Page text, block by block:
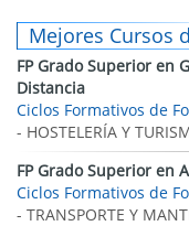
Mejores Cursos
FP Grado Superior en
Distancia
Ciclos Formativos de
- HOSTELERÍA Y
FP Grado Superior en
Ciclos Formativos de
- TRANSPORTE Y